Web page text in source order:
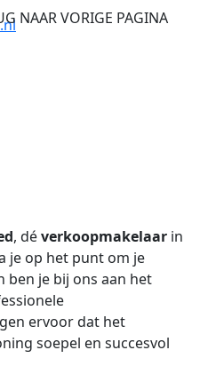
NAAR VORIGE PAGINA
, déverkoopmakelaar in
je op het punt om je
ben je bij ons aan het
ervoor dat het
soepel en succesvol